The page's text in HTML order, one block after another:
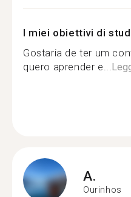
I miei obiettivi di
Gostaria de ter um
quero aprender e...
A.
Ourinhos